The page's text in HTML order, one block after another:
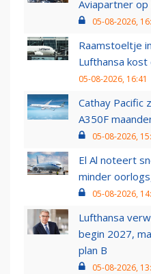
Aviapartner
05-08-2026,
Raamstoeltje
Lufthansa
05-08-2026, 16:41
Cathay Pacific
A350F
05-08-2026,
El Al noteert
minder
05-08-2026,
Lufthansa
begin 2027,
plan B
05-08-2026,